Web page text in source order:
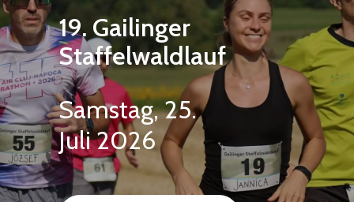
19. Gailinger
Staffelwaldlauf
Samstag, 25.
Juli 2026